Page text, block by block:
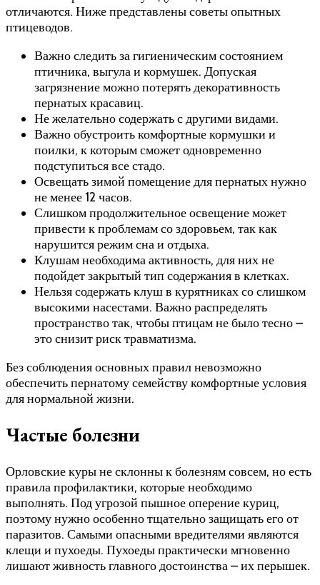
отличаются. Ниже представлены советы опытных
птицеводов.
Важно следить за гигиеническим состоянием
птичника, выгула и кормушек. Допуская
загрязнение можно потерять декоративность
пернатых красавиц.
Не желательно содержать с другими видами.
Важно обустроить комфортные кормушки и
поилки, к которым сможет одновременно
подступиться все стадо.
Освещать зимой помещение для пернатых нужно
не менее 12 часов.
Слишком продолжительное освещение может
привести к проблемам со здоровьем, так как
нарушится режим сна и отдыха.
Клушам необходима активность, для них не
подойдет закрытый тип содержания в клетках.
Нельзя содержать клуш в курятниках со слишком
высокими насестами. Важно распределять
пространство так, чтобы птицам не было тесно –
это снизит риск травматизма.
Без соблюдения основных правил невозможно
обеспечить пернатому семейству комфортные условия
для нормальной жизни.
Частые болезни
Орловские куры не склонны к болезням совсем, но есть
правила профилактики, которые необходимо
выполнять. Под угрозой пышное оперение куриц,
поэтому нужно особенно тщательно защищать его от
паразитов. Самыми опасными вредителями являются
клещи и пухоеды. Пухоеды практически мгновенно
лишают живность главного достоинства – их перышек.